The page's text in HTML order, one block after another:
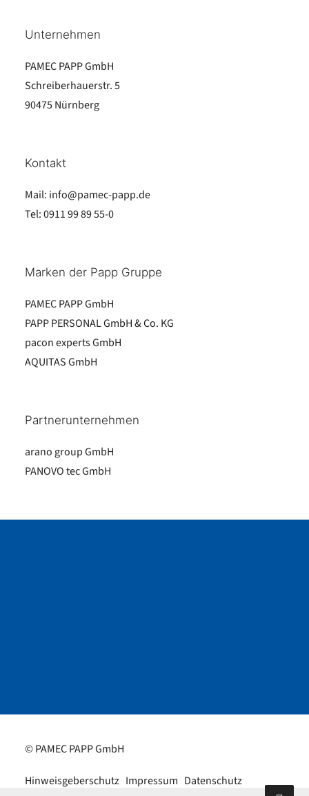
Unternehmen
PAMEC PAPP GmbH
Schreiberhauerstr. 5
90475 Nürnberg
Kontakt
Mail: info@pamec-papp.de
Tel:0911 99 89 55-0
Marken der Papp Gruppe
PAMEC PAPP GmbH
PAPP PERSONAL GmbH & Co. KG
pacon experts GmbH
AQUITAS GmbH
Partnerunternehmen
arano group GmbH
PANOVO tec GmbH
© PAMEC PAPP GmbH
Hinweisgeberschutz Impressum Datenschutz